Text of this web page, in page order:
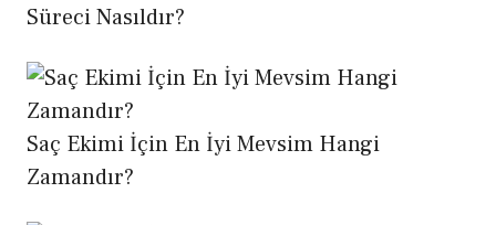
Süreci Nasıldır?
Saç Ekimi İçin En İyi Mevsim Hangi
Zamandır?